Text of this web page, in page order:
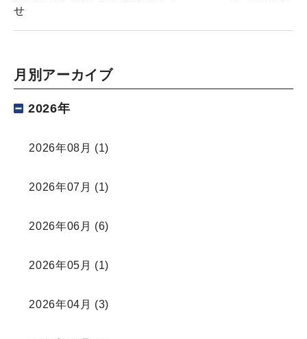
せ
月別アーカイブ
2026年
2026年08月 (1)
2026年07月 (1)
2026年06月 (6)
2026年05月 (1)
2026年04月 (3)